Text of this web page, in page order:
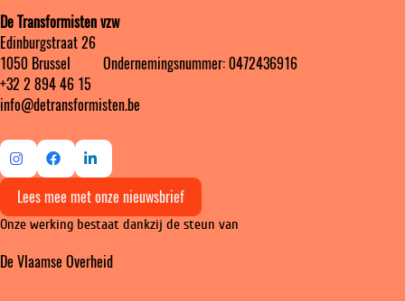
De Transformisten vzw
Edinburgstraat 26
1050 Brussel ‎ ‎‎‎ ‎ ‎ ‎ ‎ ‎ ‎ Ondernemingsnummer: 0472436916
+32 2 894 46 15
info@detransformisten.be
Ga
naar
Instagram
naar
Facebook
Ga
naar
LinkedIn
Lees mee met onze nieuwsbrief
Onze werking bestaat dankzij de steun van
De Vlaamse Overheid